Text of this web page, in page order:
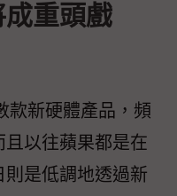
重頭戲
款新硬體產品，頻
以往蘋果都是在
是低調地透過新